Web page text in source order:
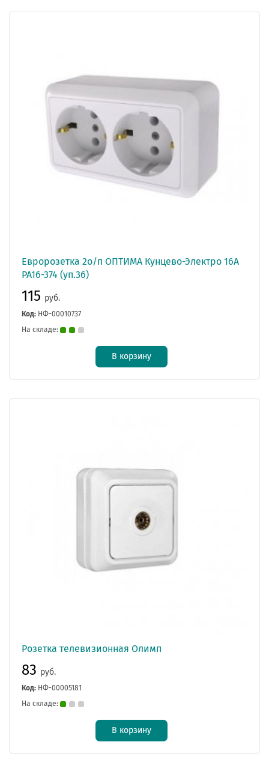
Евророзетка 2о/п ОПТИМА Кунцево-Электро 16А
РА16-374 (уп.36)
115 руб.
Код: НФ-00010737
На складе:
В корзину
Розетка телевизионная Олимп
83 руб.
Код: НФ-00005181
На складе:
В корзину